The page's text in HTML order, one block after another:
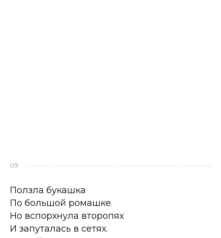
09
Ползла букашка
По большой ромашке.
Но вспорхнула второпях
И запуталась в сетях.